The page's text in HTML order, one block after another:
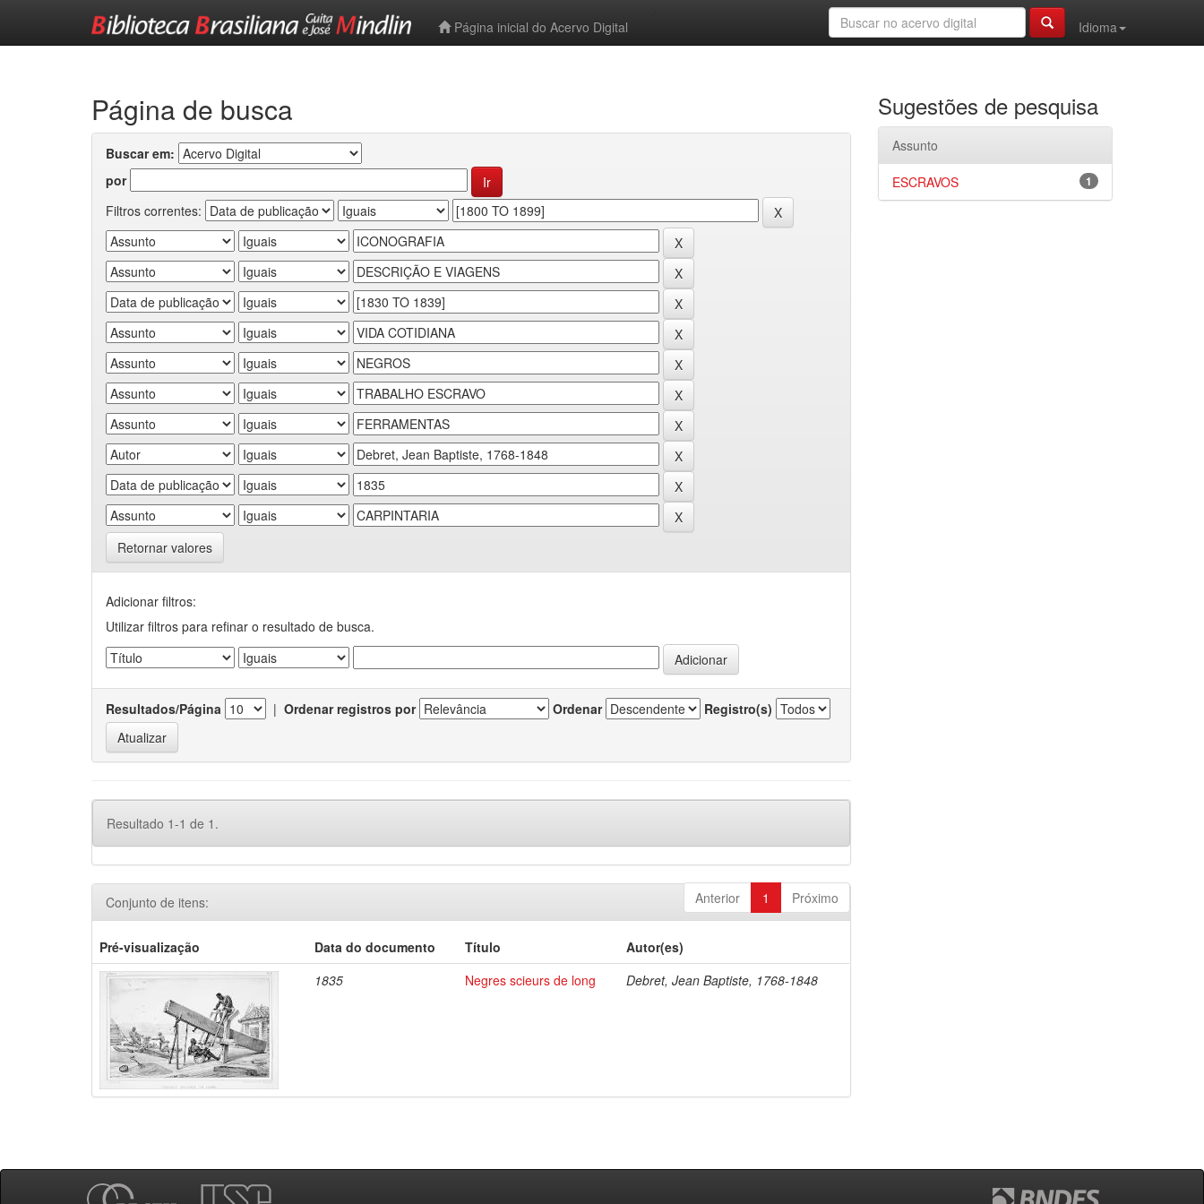
Página inicial do Acervo Digital
Idioma
Página de busca
Buscar em:
por
Filtros correntes:
Retornar valores
Adicionar filtros:
Utilizar filtros para refinar o resultado de busca.
Resultados/Página | Ordenar registros por Ordenar Registro(s)
Resultado 1-1 de 1.
Anterior 1 Próximo
Conjunto de itens:
Pré-visualização Data do documento Título
Autor(es)
1835
Negres scieurs de long Debret, Jean Baptiste, 1768-1848
Sugestões de pesquisa
Assunto
1
ESCRAVOS